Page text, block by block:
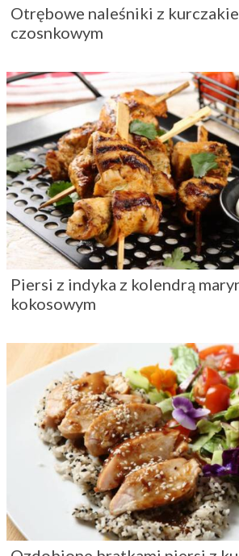
Otrębowe naleśniki z
czosnkowym
Piersi z indyka z kolendrą
kokosowym